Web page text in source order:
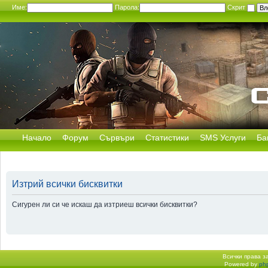
Име: Парола: Скрит
Начало Форум Сървъри Статистики SMS Услуги
Изтрий всички бисквитки
Сигурен ли си че искаш да изтриеш всички бисквитки?
Всички права
Powered by